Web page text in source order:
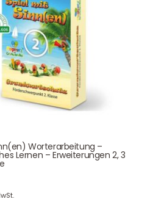
Worterarbeitung –
Lernen – Erweiterungen 2, 3
News & Infos
Newsletter
Gutscheincode!